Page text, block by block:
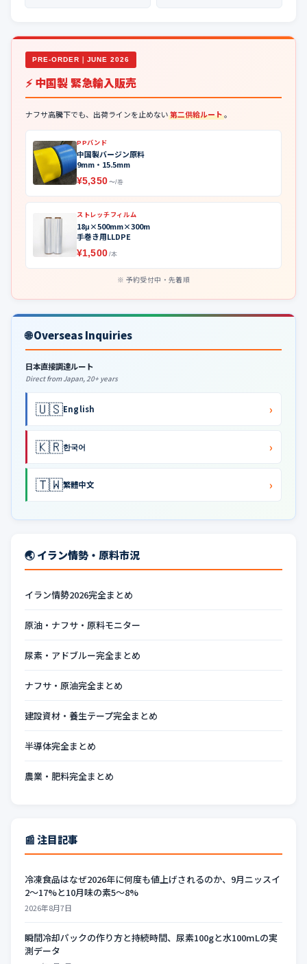
PRE-ORDER｜JUNE 2026
⚡ 中国製 緊急輸入販売
ナフサ高騰下でも、出荷ラインを止めない第二供給ルート。
PPバンド
中国製バージン原料
9mm・15.5mm
¥5,350 〜/巻
ストレッチフィルム
18μ×500mm×300m
手巻き用LLDPE
¥1,500 /本
予約受付中・先着順
🌐 Overseas Inquiries
日本直接調達ルート
Direct from Japan, 20+ years
🇺🇸English ›
🇰🇷한국어 ›
🇹🇼繁體中文 ›
🌏 イラン情勢・原料市況
イラン情勢2026完全まとめ
原油・ナフサ・原料モニター
尿素・アドブルー完全まとめ
ナフサ・原油完全まとめ
建設資材・養生テープ完全まとめ
半導体完全まとめ
農業・肥料完全まとめ
📰 注目記事
冷凍食品はなぜ2026年に何度も値上げされるのか、9月ニッスイ
2〜17%と10月味の素5〜8%
2026年8月7日
瞬間冷却パックの作り方と持続時間、尿素100gと水100mLの実
測データ